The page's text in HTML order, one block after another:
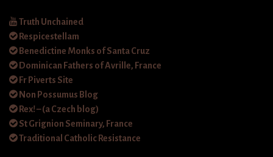
Truth Unchained
Respicestellam
Benedictine Monks of Santa Cruz
Dominican Fathers of Avrille, France
Fr Piverts Site
Non Possumus Blog
Rex! – (a Czech blog)
St Grignion Seminary, France
Traditional Catholic Resistance